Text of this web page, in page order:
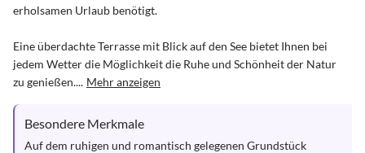
erholsamen Urlaub benötigt.
Eine überdachte Terrasse mit Blick auf den See bietet Ihnen bei
jedem Wetter die Möglichkeit die Ruhe und Schönheit der Natur
zu genießen.... Mehr anzeigen
Besondere Merkmale
Auf dem ruhigen und romantisch gelegenen Grundstück